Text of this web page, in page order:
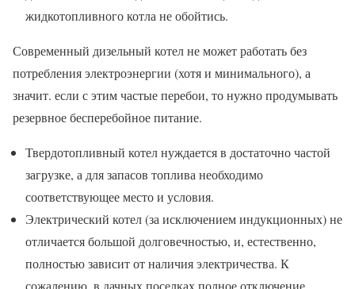
жидкотопливного котла не обойтись.
Современный дизельный котел не может работать без
потребления электроэнергии (хотя и минимального), а
значит. если с этим частые перебои, то нужно продумывать
резервное бесперебойное питание.
Твердотопливный котел нуждается в достаточно частой
загрузке, а для запасов топлива необходимо
соответствующее место и условия.
Электрический котел (за исключением индукционных) не
отличается большой долговечностью, и, естественно,
полностью зависит от наличия электричества. К
сожалению, в дачных поселках полное отключение